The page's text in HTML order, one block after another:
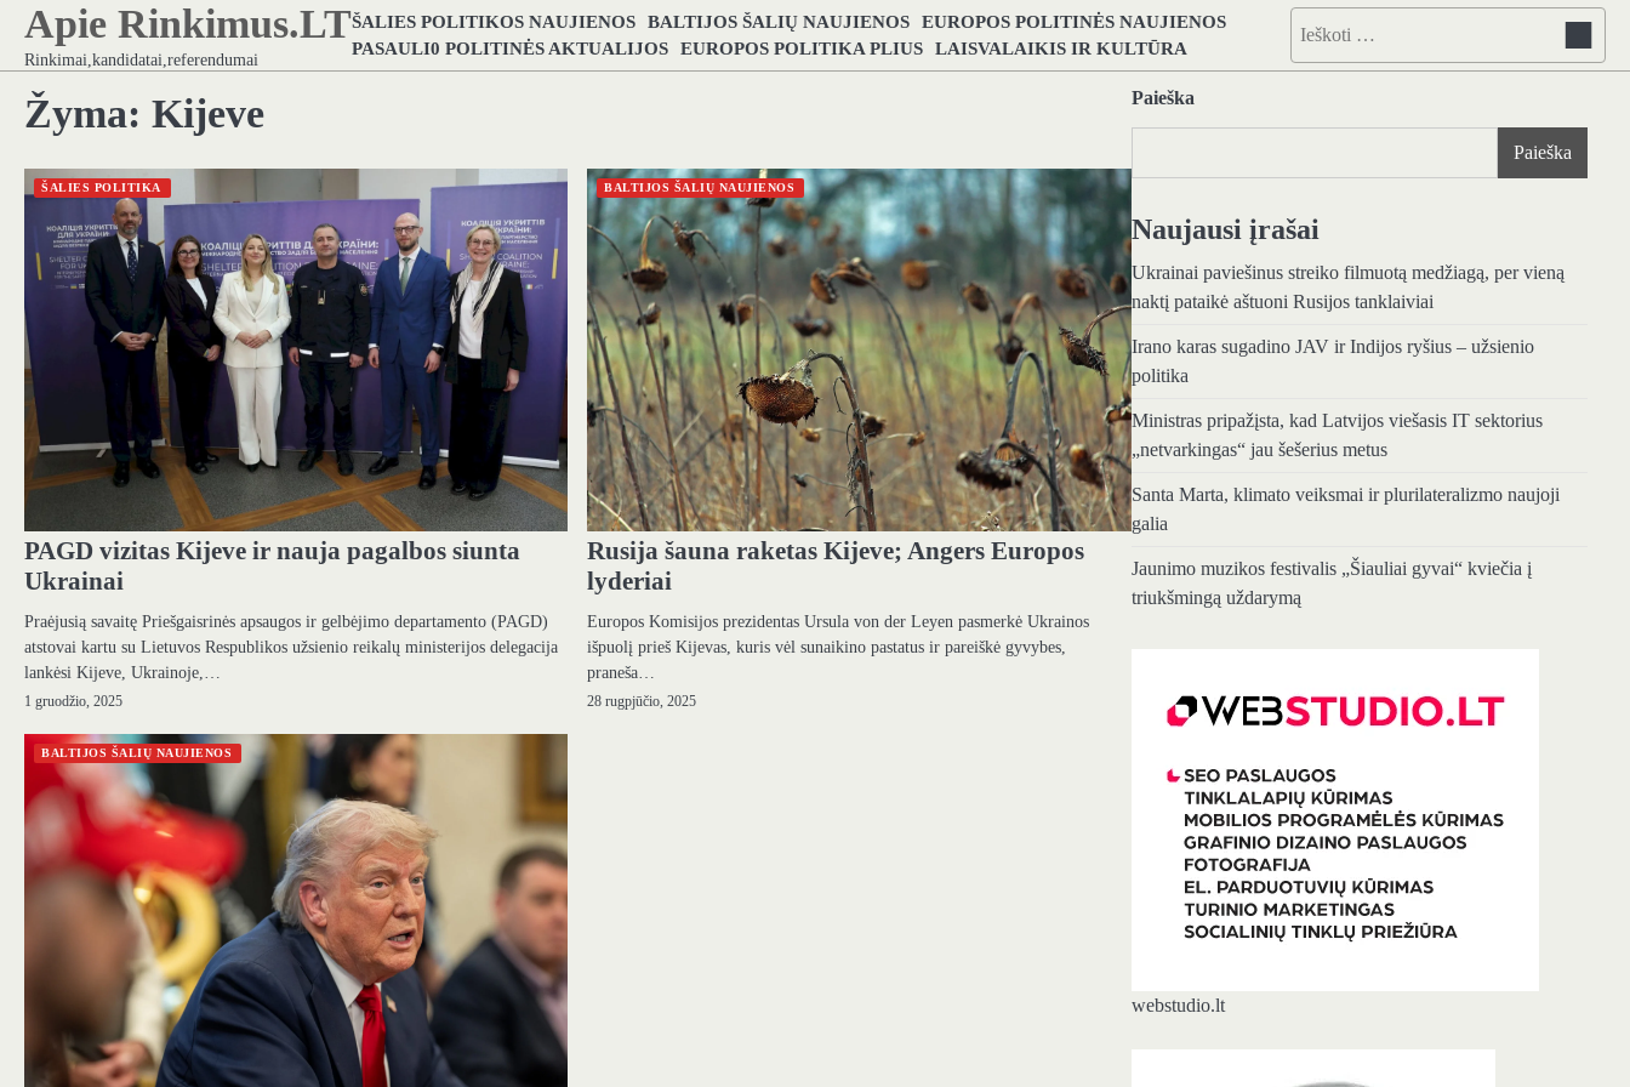
Skip
content
Apie Rinkimus.LT
Rinkimai,kandidatai,referendumai
ŠALIES POLITIKOS NAUJIENOS BALTIJOS ŠALIŲ NAUJIENOS EUROPOS POLITINĖS NAUJIENOS
PASAULI0 POLITINĖS AKTUALIJOS EUROPOS POLITIKA PLIUS LAISVALAIKIS IR KULTŪRA
Ieškoti:
Žyma: Kijeve
ŠALIES POLITIKA
PAGD vizitas Kijeve ir nauja pagalbos siunta
Ukrainai
Praėjusią savaitę Priešgaisrinės apsaugos ir gelbėjimo departamento (PAGD)
atstovai kartu su Lietuvos Respublikos užsienio reikalų ministerijos delegacija
lankėsi Kijeve, Ukrainoje,…
1 gruodžio, 2025
BALTIJOS ŠALIŲ NAUJIENOS
Rusija šauna raketas Kijeve; Angers Europos
lyderiai
Europos Komisijos prezidentas Ursula von der Leyen pasmerkė Ukrainos
išpuolį prieš Kijevas, kuris vėl sunaikino pastatus ir pareiškė gyvybes,
praneša…
28 rugpjūčio, 2025
BALTIJOS ŠALIŲ NAUJIENOS
Paieška
Paieška
Naujausi įrašai
Ukrainai paviešinus streiko filmuotą medžiagą, per vieną
naktį pataikė aštuoni Rusijos tanklaiviai
Irano karas sugadino JAV ir Indijos ryšius – užsienio
politika
Ministras pripažįsta, kad Latvijos viešasis IT sektorius
„netvarkingas“ jau šešerius metus
Santa Marta, klimato veiksmai ir plurilateralizmo naujoji
galia
Jaunimo muzikos festivalis „Šiauliai gyvai“ kviečia į
triukšmingą uždarymą
webstudio.lt